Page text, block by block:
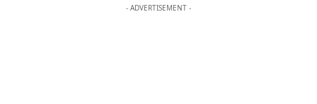
- ADVERTISEMENT -